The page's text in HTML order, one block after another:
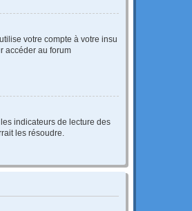
votre compte à votre insu
accéder au forum
indicateurs de lecture des
les résoudre.